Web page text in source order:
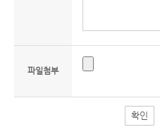
파일첨부
확인